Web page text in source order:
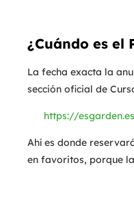
¿Cuándo es el
La fecha exacta la
sección oficial de
https://
Ahí es donde
en favoritos, porque